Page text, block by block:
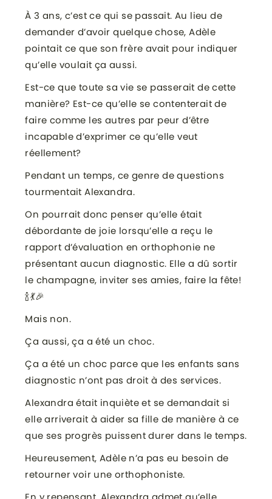
À 3 ans, c’est ce qui se passait. Au lieu de
demander d’avoir quelque chose, Adèle
pointait ce que son frère avait pour indiquer
qu’elle voulait ça aussi.
Est-ce que toute sa vie se passerait de cette
manière? Est-ce qu’elle se contenterait de
faire comme les autres par peur d’être
incapable d’exprimer ce qu’elle veut
réellement?
Pendant un temps, ce genre de questions
tourmentait Alexandra.
On pourrait donc penser qu’elle était
débordante de joie lorsqu’elle a reçu le
rapport d’évaluation en orthophonie ne
présentant aucun diagnostic. Elle a dû sortir
le champagne, inviter ses amies, faire la fête!
🍾💃🎉
Mais non.
Ça aussi, ça a été un choc.
Ça a été un choc parce que les enfants sans
diagnostic n’ont pas droit à des services.
Alexandra était inquiète et se demandait si
elle arriverait à aider sa fille de manière à ce
que ses progrès puissent durer dans le temps.
Heureusement, Adèle n’a pas eu besoin de
retourner voir une orthophoniste.